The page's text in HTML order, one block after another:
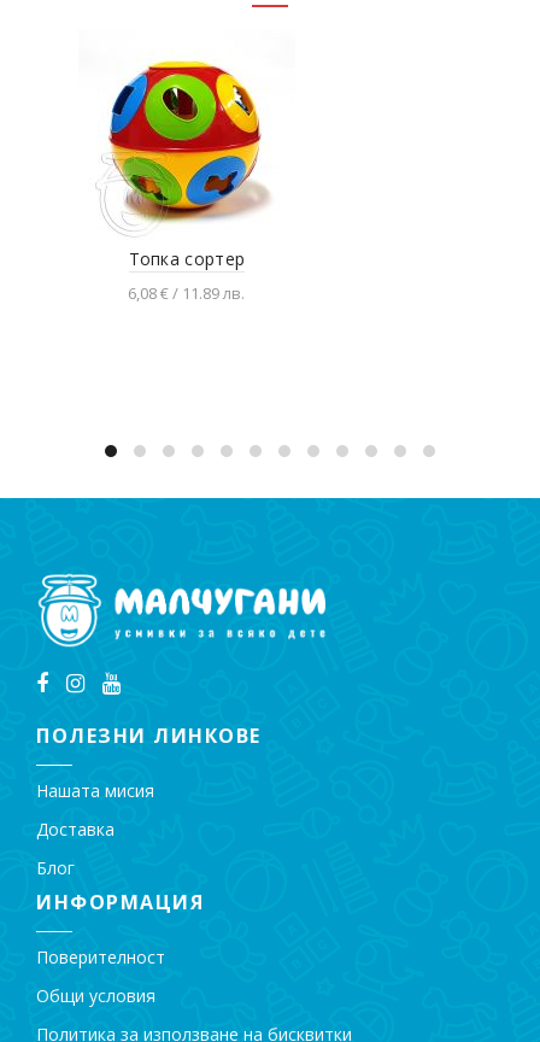
Топка сортер
6,08 € / 11.89 лв.
ПОЛЕЗНИ ЛИНКОВЕ
Нашата мисия
Доставка
Блог
ИНФОРМАЦИЯ
Поверителност
Общи условия
Политика за използване на бисквитки